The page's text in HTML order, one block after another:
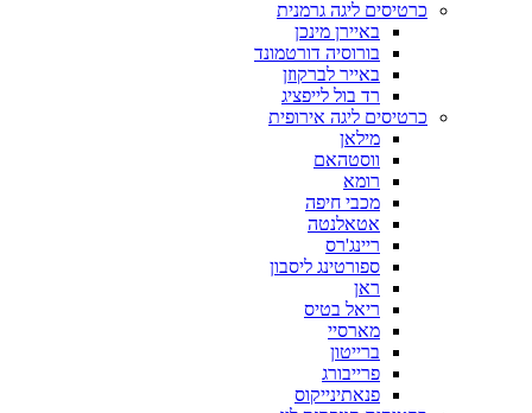
כרטיסים ליגה גרמנית
באיירן מינכן
בורוסיה דורטמונד
באייר לברקוזן
רד בול לייפציג
כרטיסים ליגה אירופית
מילאן
ווסטהאם
רומא
מכבי חיפה
אטאלנטה
ריינג'רס
ספורטינג ליסבון
ראן
ריאל בטיס
מארסיי
ברייטון
פרייבורג
פנאתינייקוס